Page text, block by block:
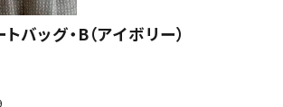
バッグ・B（アイボリー）